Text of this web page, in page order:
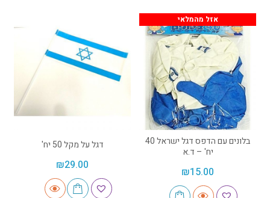
אזל מהמלאי
בלונים עם הדפס דגל ישראל 40
יח' – ד.א
₪15.00
דגל על מקל 50 יח'
₪29.00